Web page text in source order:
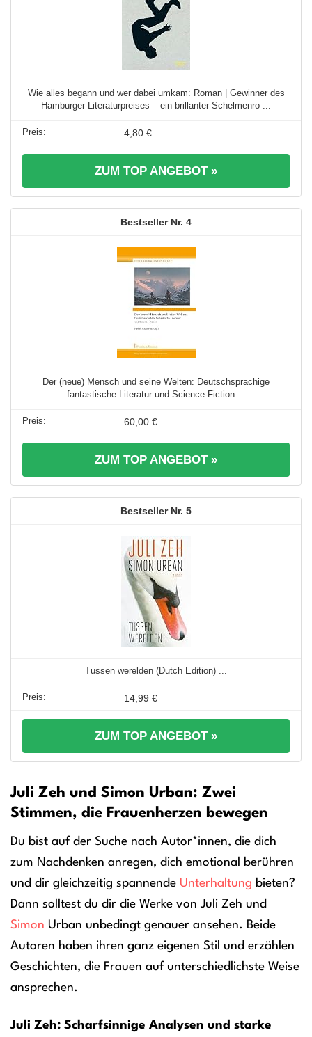
Wie alles begann und wer dabei umkam: Roman | Gewinner des
Hamburger Literaturpreises – ein brillanter Schelmenro ...
4,80 €
ZUM TOP ANGEBOT »
4
Der (neue) Mensch und seine Welten: Deutschsprachige
fantastische Literatur und Science-Fiction ...
60,00 €
ZUM TOP ANGEBOT »
5
Tussen werelden (Dutch Edition) ...
14,99 €
ZUM TOP ANGEBOT »
Juli Zeh und Simon Urban: Zwei
Stimmen, die Frauenherzen bewegen
Du bist auf der Suche nach Autor*innen, die dich
zum Nachdenken anregen, dich emotional berühren
und dir gleichzeitig spannende Unterhaltung bieten?
Dann solltest du dir die Werke von Juli Zeh und
Simon Urban unbedingt genauer ansehen. Beide
Autoren haben ihren ganz eigenen Stil und erzählen
Geschichten, die Frauen auf unterschiedlichste Weise
ansprechen.
Juli Zeh: Scharfsinnige Analysen und starke